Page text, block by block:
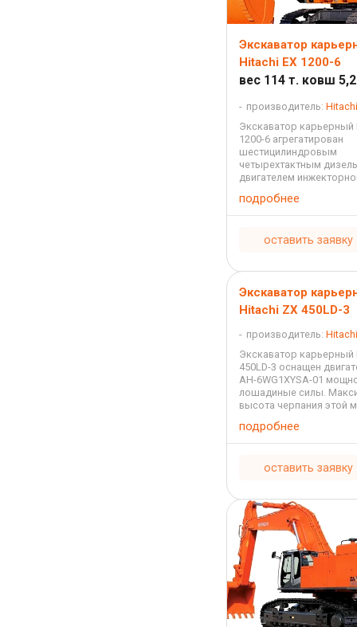
Экскаватор
Hitachi EX 1200-6
вес 114 т. ковш
производитель: Hitachi
Экскаватор карьерный
1200-6 агрегатирован
шестицилиндровым
четырехтактным
двигателем
охлаждением с
23,15 литра и
машины ...
подробнее
оставить заявку
Экскаватор
Hitachi ZX 450LD-3
производитель: Hitachi
Экскаватор карьерный
450LD-3 оснащен
AH-6WG1XYSA-01
лошадиные силы.
высота черпания этой
составляет 9,94 метра,
максимальная высота
7,37 метра,
подробнее
оставить заявку